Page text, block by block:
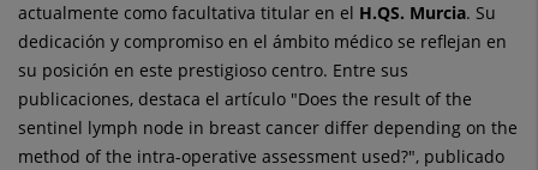
actualmente como facultativa titular en el H.QS. Murcia. Su
dedicación y compromiso en el ámbito médico se reflejan en
su posición en este prestigioso centro. Entre sus
publicaciones, destaca el artículo "Does the result of the
sentinel lymph node in breast cancer differ depending on the
method of the intra-operative assessment used?", publicado